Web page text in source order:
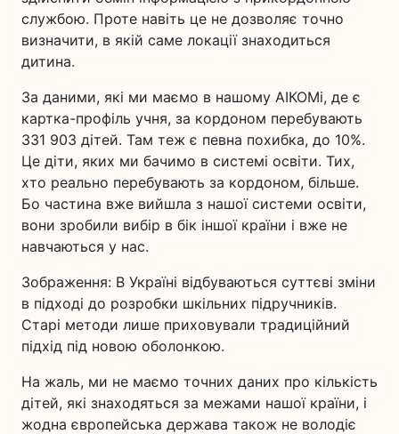
службою. Проте навіть це не дозволяє точно
визначити, в якій саме локації знаходиться
дитина.
За даними, які ми маємо в нашому АІКОМі, де є
картка-профіль учня, за кордоном перебувають
331 903 дітей. Там теж є певна похибка, до 10%.
Це діти, яких ми бачимо в системі освіти. Тих,
хто реально перебувають за кордоном, більше.
Бо частина вже вийшла з нашої системи освіти,
вони зробили вибір в бік іншої країни і вже не
навчаються у нас.
Зображення: В Україні відбуваються суттєві зміни
в підході до розробки шкільних підручників.
Старі методи лише приховували традиційний
підхід під новою оболонкою.
На жаль, ми не маємо точних даних про кількість
дітей, які знаходяться за межами нашої країни, і
жодна європейська держава також не володіє